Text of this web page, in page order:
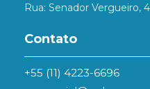
Rua: Senador Vergueiro,
Contato
+55 (11) 4223-6696